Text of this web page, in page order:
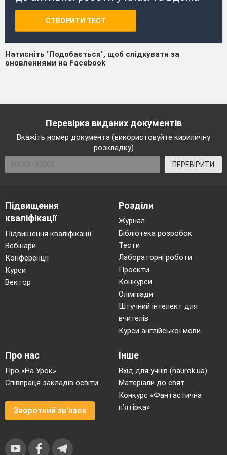
СТВОРИТИ ТЕСТ
Натисніть "Подобається", щоб слідкувати за
оновленнями на Facebook
Перевірка виданих документів
Вкажіть номер документа (використовуйте кириличну
розкладку)
ПЕРЕВІРИТИ
Підвищення
кваліфікації
Підвищення кваліфікації
Вебінари
Конференції
Курси
Вектор
Розділи
Журнал
Бібліотека розробок
Тести
Лабораторні роботи
Проєкти
Конкурси
Олімпіади
Штучний інтелект для
вчителів
Курси англійської мови
Про нас
Про «На Урок»
Співпраця закладів освіти
Зворотний зв'язок
Інше
Вхід для учнів (naurok.ua)
Матеріали до свят
Конкурс «Фантастична
п’ятірка»